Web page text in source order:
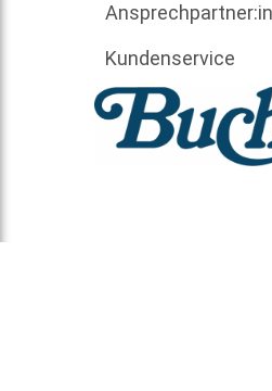
Kundenservice